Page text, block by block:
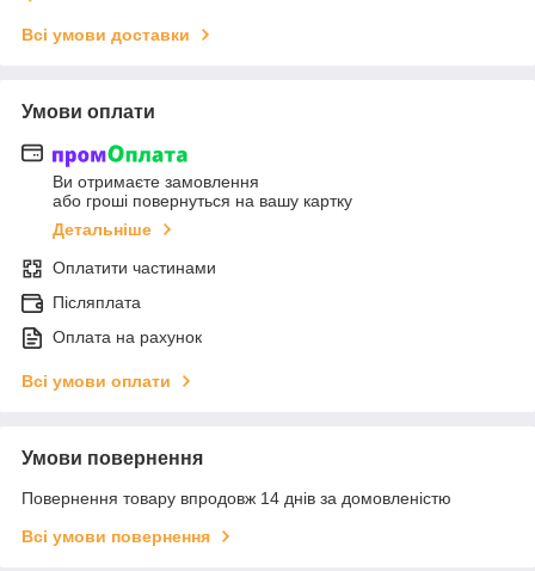
Всі умови доставки
Умови оплати
Ви отримаєте замовлення
або гроші повернуться на вашу картку
Детальніше
Оплатити частинами
Післяплата
Оплата на рахунок
Всі умови оплати
Умови повернення
Повернення товару впродовж 14 днів за домовленістю
Всі умови повернення